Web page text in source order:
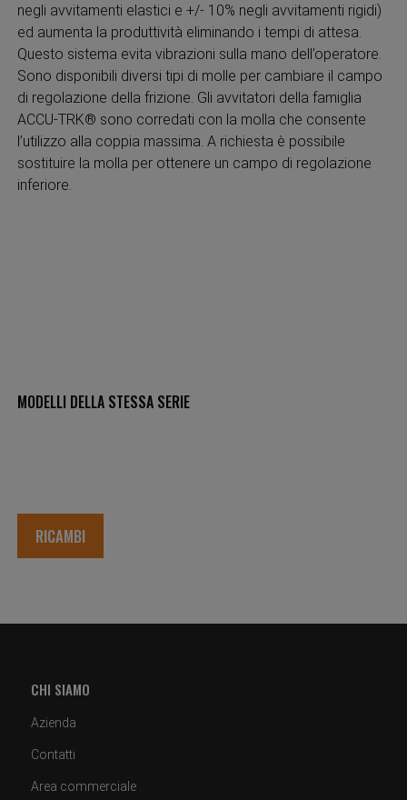
negli avvitamenti elastici e +/- 10% negli avvitamenti rigidi)
ed aumenta la produttività eliminando i tempi di attesa.
Questo sistema evita vibrazioni sulla mano dell’operatore.
Sono disponibili diversi tipi di molle per cambiare il campo
di regolazione della frizione. Gli avvitatori della famiglia
ACCU-TRK® sono corredati con la molla che consente
l’utilizzo alla coppia massima. A richiesta è possibile
sostituire la molla per ottenere un campo di regolazione
inferiore.
MODELLI DELLA STESSA SERIE
RICAMBI
CHI SIAMO
Azienda
Contatti
Area commerciale